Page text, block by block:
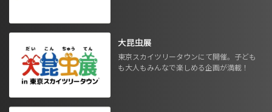
大昆虫展
東京スカイツリータウンにて開催。子ども
も大人もみんなで楽しめる企画が満載！